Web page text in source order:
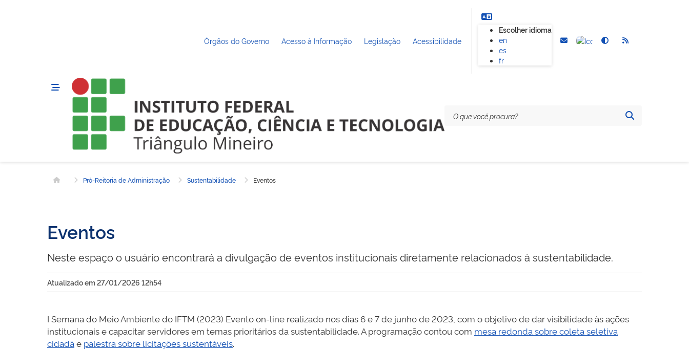
Órgãos do Governo Acesso à Informação Legislação Acessibilidade
Escolher idioma
en
es
fr
Página inicialPró-Reitoria de Administração Sustentabilidade Eventos
Eventos
Neste espaço o usuário encontrará a divulgação de eventos institucionais diretamente relacionados à sustentabilidade.
Atualizado em 27/01/2026 12h54
I Semana do Meio Ambiente do IFTM (2023) Evento on-line realizado nos dias 6 e 7 de junho de 2023, com o objetivo de dar visibilidade às ações
institucionais e capacitar servidores em temas prioritários da sustentabilidade. A programação contou com mesa redonda sobre coleta seletiva
cidadã e palestra sobre licitações sustentáveis